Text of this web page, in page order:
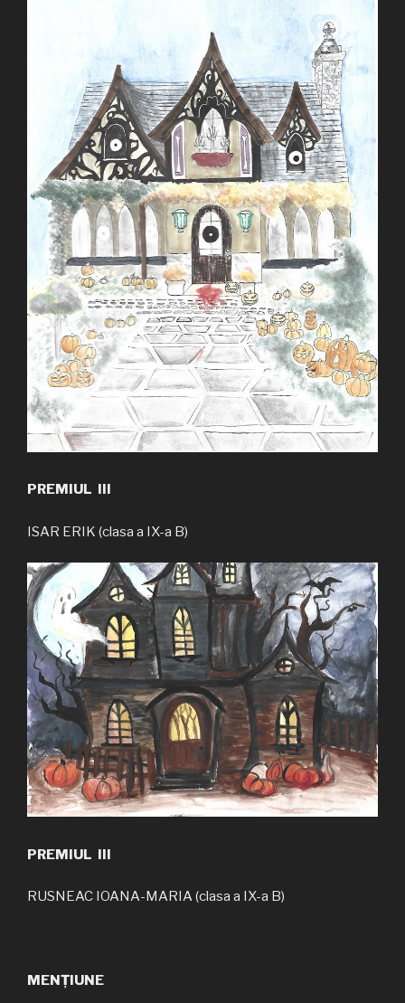
PREMIUL III
ISAR ERIK (clasa a IX-a B)
PREMIUL III
RUSNEAC IOANA-MARIA (clasa a IX-a B)
MENȚIUNE